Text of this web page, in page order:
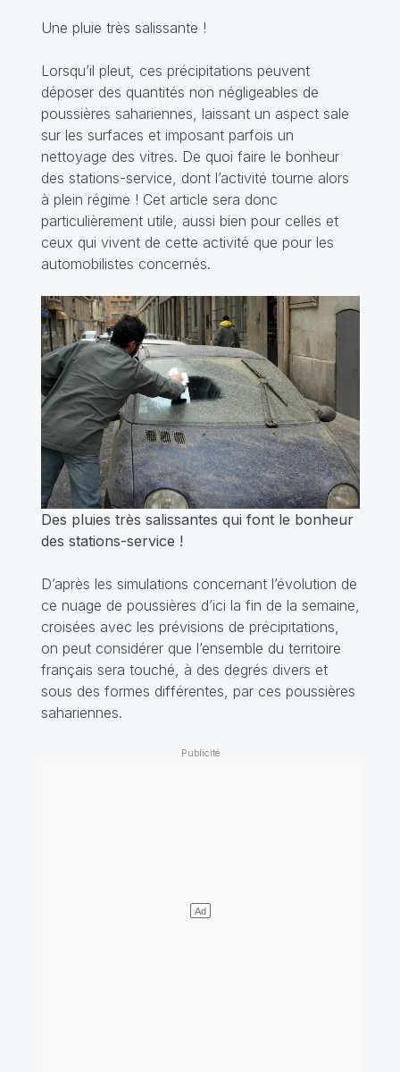
Une pluie très salissante !
Lorsqu’il pleut, ces précipitations peuvent
déposer des quantités non négligeables de
poussières sahariennes, laissant un aspect sale
sur les surfaces et imposant parfois un
nettoyage des vitres. De quoi faire le bonheur
des stations-service, dont l’activité tourne alors
à plein régime ! Cet article sera donc
particulièrement utile, aussi bien pour celles et
ceux qui vivent de cette activité que pour les
automobilistes concernés.
Des pluies très salissantes qui font le bonheur
des stations-service !
D’après les simulations concernant l’évolution de
ce nuage de poussières d’ici la fin de la semaine,
croisées avec les prévisions de précipitations,
on peut considérer que l’ensemble du territoire
français sera touché, à des degrés divers et
sous des formes différentes, par ces poussières
sahariennes.